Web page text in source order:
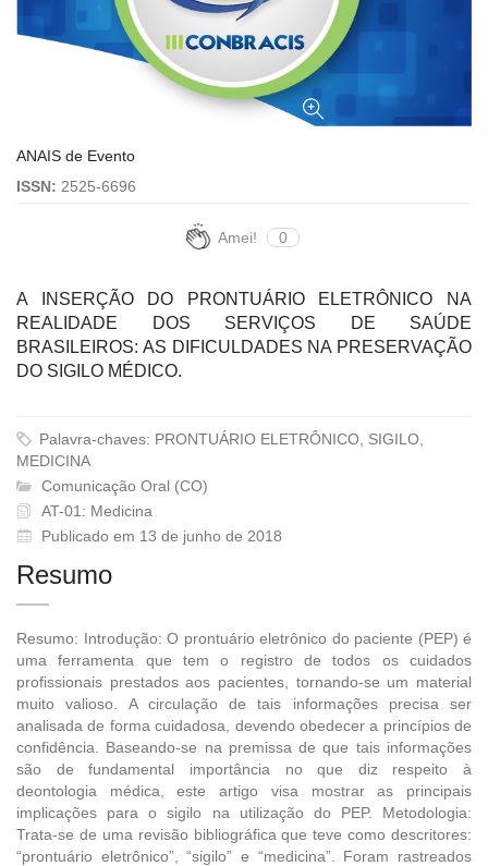
ANAIS de Evento
ISSN: 2525-6696
Amei! 0
A INSERÇÃO DO PRONTUÁRIO ELETRÔNICO NA
REALIDADE DOS SERVIÇOS DE SAÚDE
BRASILEIROS: AS DIFICULDADES NA PRESERVAÇÃO
DO SIGILO MÉDICO.
Palavra-chaves: PRONTUÁRIO ELETRÔNICO, SIGILO,
MEDICINA
Comunicação Oral (CO)
AT-01: Medicina
Publicado em 13 de junho de 2018
Resumo
Resumo: Introdução: O prontuário eletrônico do paciente (PEP) é
uma ferramenta que tem o registro de todos os cuidados
profissionais prestados aos pacientes, tornando-se um material
muito valioso. A circulação de tais informações precisa ser
analisada de forma cuidadosa, devendo obedecer a princípios de
confidência. Baseando-se na premissa de que tais informações
são de fundamental importância no que diz respeito à
deontologia médica, este artigo visa mostrar as principais
implicações para o sigilo na utilização do PEP. Metodologia:
Trata-se de uma revisão bibliográfica que teve como descritores:
“prontuário eletrônico”, “sigilo” e “medicina”. Foram rastreados